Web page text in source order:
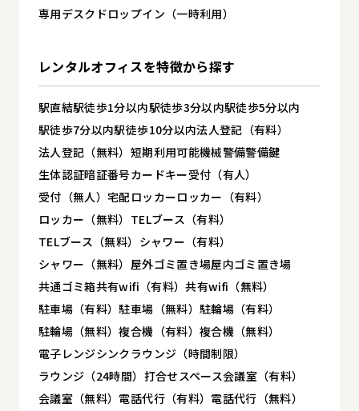
専用デスク ドロップイン（一時利用）
レンタルオフィスを特徴から探す
駅直結駅徒歩1分以内駅徒歩3分以内駅徒歩5分以内
駅徒歩7分以内駅徒歩10分以内法人登記（有料）
法人登記（無料） 短期利用可能機械警備警備鍵
生体認証暗証番号カードキー受付（有人）
受付（無人）宅配ロッカーロッカー（有料）
ロッカー（無料） TELブース（有料）
TELブース（無料） シャワー（有料）
シャワー（無料） 屋外ゴミ置き場屋内ゴミ置き場
共通ゴミ箱共有wifi（有料）共有wifi（無料）
駐車場（有料）駐車場（無料） 駐輪場（有料）
駐輪場（無料）複合機（有料） 複合機（無料）
電子レンジシンクラウンジ（時間制限）
ラウンジ（24時間） 打合せスペース会議室（有料）
会議室（無料） 電話代行（有料） 電話代行（無料）